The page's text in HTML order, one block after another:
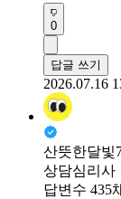
0
답글 쓰기
2026.07.16
산뜻한달빛
상담심리사
답변수 435